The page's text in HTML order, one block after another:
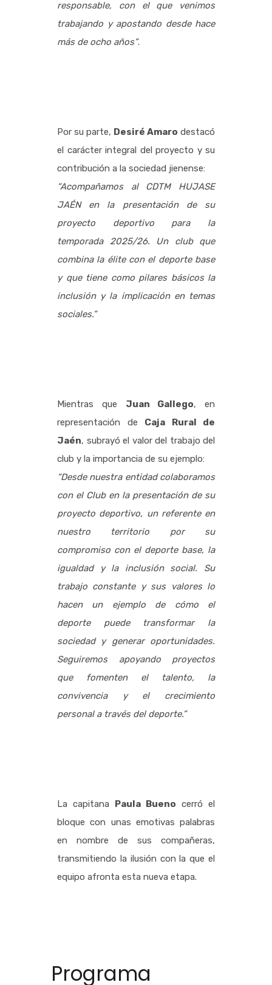
responsable, con el que venimos
trabajando y apostando desde hace
más de ocho años”.
Por su parte, Desiré Amaro destacó
el carácter integral del proyecto y su
contribución a la sociedad jienense:
“Acompañamos al CDTM HUJASE
JAÉN en la presentación de su
proyecto deportivo para la
temporada 2025/26. Un club que
combina la élite con el deporte base
y que tiene como pilares básicos la
inclusión y la implicación en temas
sociales.”
Mientras que Juan Gallego, en
representación de Caja Rural de
Jaén, subrayó el valor del trabajo del
club y la importancia de su ejemplo:
“Desde nuestra entidad colaboramos
con el Club en la presentación de su
proyecto deportivo, un referente en
nuestro territorio por su
compromiso con el deporte base, la
igualdad y la inclusión social. Su
trabajo constante y sus valores lo
hacen un ejemplo de cómo el
deporte puede transformar la
sociedad y generar oportunidades.
Seguiremos apoyando proyectos
que fomenten el talento, la
convivencia y el crecimiento
personal a través del deporte.”
La capitana Paula Bueno cerró el
bloque con unas emotivas palabras
en nombre de sus compañeras,
transmitiendo la ilusión con la que el
equipo afronta esta nueva etapa.
Programa